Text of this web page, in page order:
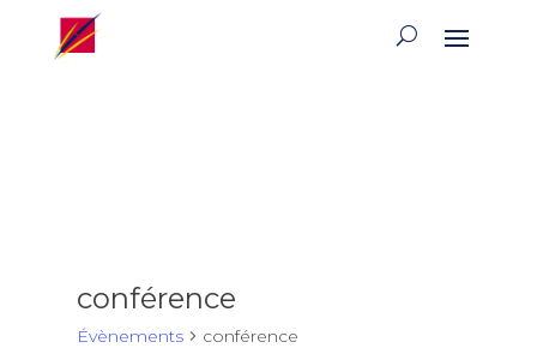
conférence
Évènements conférence